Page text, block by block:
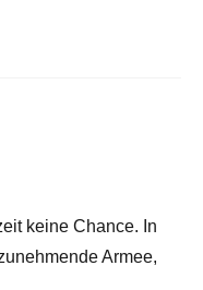
keine Chance. In
Armee,